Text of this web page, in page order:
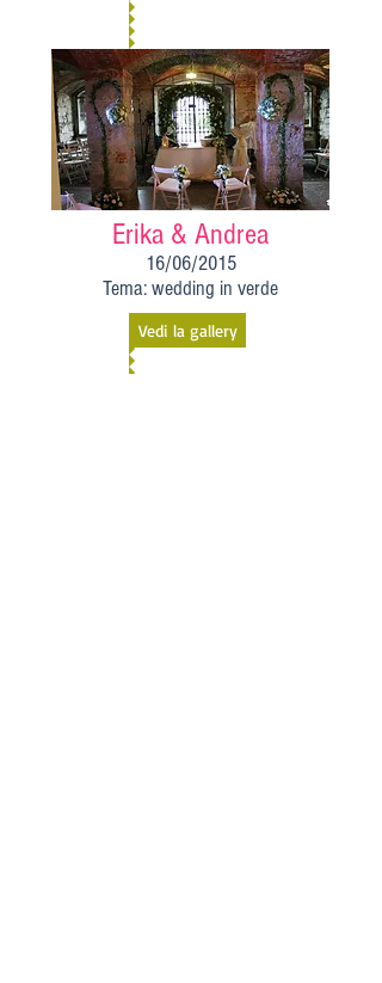
Erika & Andrea
16/06/2015
Tema: wedding in verde
Vedi la gallery